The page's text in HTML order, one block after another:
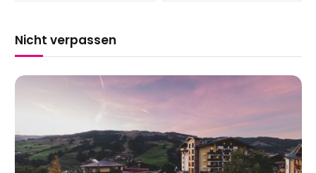
Nicht verpassen